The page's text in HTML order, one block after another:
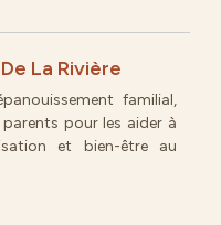
La Rivière
familial,
pour les aider à
et bien-être au